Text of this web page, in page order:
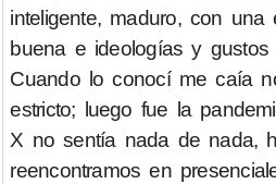
inteligente, maduro, con una
buena e ideologías y
Cuando lo conocí me caía
estricto; luego fue la
X no sentía nada de nada,
reencontramos en